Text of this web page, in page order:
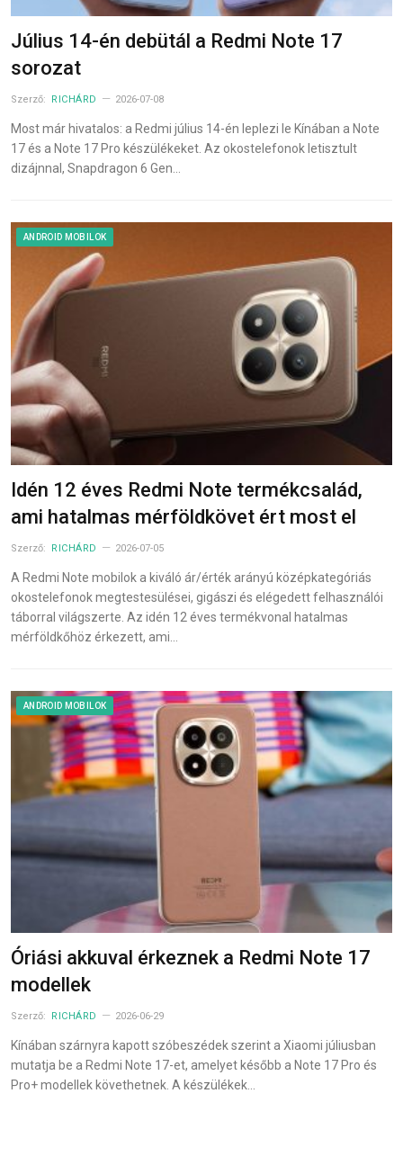
Július 14-én debütál a Redmi Note 17
sorozat
Szerző: RICHÁRD 2026-07-08
Most már hivatalos: a Redmi július 14-én leplezi le Kínában a Note
17 és a Note 17 Pro készülékeket. Az okostelefonok letisztult
dizájnnal, Snapdragon 6 Gen…
ANDROID MOBILOK
Idén 12 éves Redmi Note termékcsalád,
ami hatalmas mérföldkövet ért most el
Szerző: RICHÁRD 2026-07-05
A Redmi Note mobilok a kiváló ár/érték arányú középkategóriás
okostelefonok megtestesülései, gigászi és elégedett felhasználói
táborral világszerte. Az idén 12 éves termékvonal hatalmas
mérföldkőhöz érkezett, ami…
ANDROID MOBILOK
Óriási akkuval érkeznek a Redmi Note 17
modellek
Szerző: RICHÁRD 2026-06-29
Kínában szárnyra kapott szóbeszédek szerint a Xiaomi júliusban
mutatja be a Redmi Note 17-et, amelyet később a Note 17 Pro és
Pro+ modellek követhetnek. A készülékek…